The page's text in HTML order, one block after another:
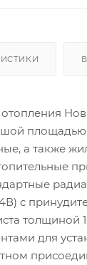
площадью
а также
с
для